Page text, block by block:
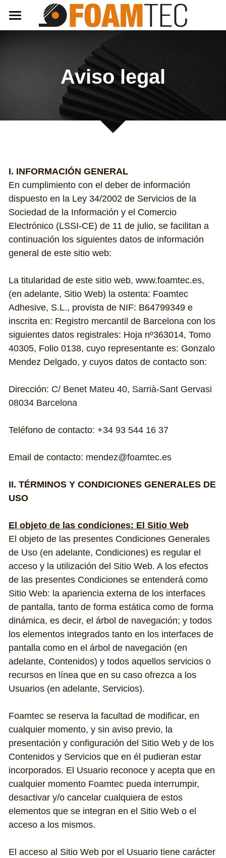
RuberTec
PoliTec
KeraTec
PurTec
AcustiTec
FielTec
SOBRE NOSOTROS
CONTACTO
Aviso legal
I. INFORMACIÓN GENERAL
En cumplimiento con el deber de información
dispuesto en la Ley 34/2002 de Servicios de la
Sociedad de la Información y el Comercio
Electrónico (LSSI-CE) de 11 de julio, se facilitan a
continuación los siguientes datos de información
general de este sitio web:
La titularidad de este sitio web, www.foamtec.es,
(en adelante, Sitio Web) la ostenta: Foamtec
Adhesive, S.L., provista de NIF: B64799349 e
inscrita en: Registro mercantil de Barcelona con los
siguientes datos registrales: Hoja nº363014, Tomo
40305, Folio 0138, cuyo representante es: Gonzalo
Mendez Delgado, y cuyos datos de contacto son:
Dirección: C/ Benet Mateu 40, Sarrià-Sant Gervasi
08034 Barcelona
Teléfono de contacto: +34 93 544 16 37
Email de contacto: mendez@foamtec.es
II. TÉRMINOS Y CONDICIONES GENERALES DE
USO
El objeto de las condiciones: El Sitio Web
El objeto de las presentes Condiciones Generales
de Uso (en adelante, Condiciones) es regular el
acceso y la utilización del Sitio Web. A los efectos
de las presentes Condiciones se entenderá como
Sitio Web: la apariencia externa de los interfaces
de pantalla, tanto de forma estática como de forma
dinámica, es decir, el árbol de navegación; y todos
los elementos integrados tanto en los interfaces de
pantalla como en el árbol de navegación (en
adelante, Contenidos) y todos aquellos servicios o
recursos en línea que en su caso ofrezca a los
Usuarios (en adelante, Servicios).
Foamtec se reserva la facultad de modificar, en
cualquier momento, y sin aviso previo, la
presentación y configuración del Sitio Web y de los
Contenidos y Servicios que en él pudieran estar
incorporados. El Usuario reconoce y acepta que en
cualquier momento Foamtec pueda interrumpir,
desactivar y/o cancelar cualquiera de estos
elementos que se integran en el Sitio Web o el
acceso a los mismos.
El acceso al Sitio Web por el Usuario tiene carácter